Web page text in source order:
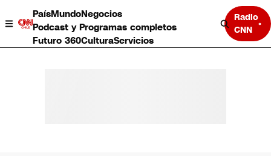
PaísMundoNegocios
Podcast y Programas completos
Futuro 360CulturaServicios
Radio
CNN